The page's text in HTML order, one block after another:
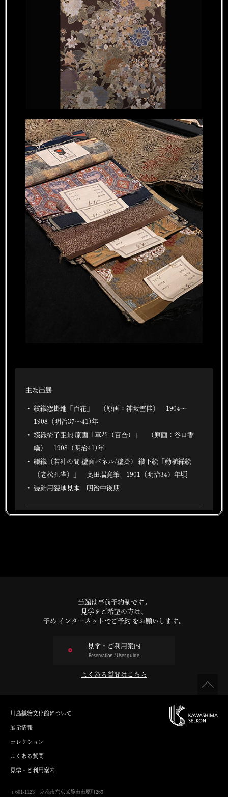
主な出展
紋織窓掛地「百花」 （原画：神坂雪佳） 1904～
1908（明治37～41)年
綴織椅子張地 原画「草花（百合）」 （原画：谷口香
嶠） 1908（明治41)年
綴織（若冲の間 壁面パネル/壁掛） 織下絵「動植綵絵
（老松孔雀）」 奥田瑞寛筆 1901（明治34）年頃
装飾用裂地見本 明治中後期
当館は事前予約制です。
見学をご希望の方は、
予め インターネットでご予約をお願いします。
見学・ご利用案内
Reservation / User guide
よくある質問はこちら
川島織物文化館について
展示情報
コレクション
よくある質問
見学・ご利用案内
〒601-1123 京都市左京区静市市原町265